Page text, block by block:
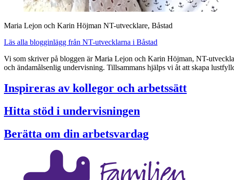
Maria Lejon och Karin Höjman NT-utvecklare, Båstad
Läs alla blogginlägg från NT-utvecklarna i Båstad
Vi som skriver på bloggen är Maria Lejon och Karin Höjman, NT-
och ändamålsenlig undervisning. Tillsammans hjälps vi åt att skapa
Inspireras av kollegor och arbetssätt
Hitta stöd i undervisningen
Berätta om din arbetsvardag